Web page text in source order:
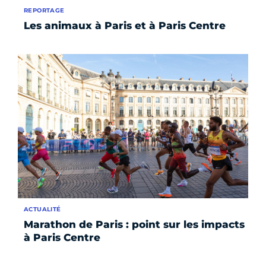
Les animaux à Paris et à Paris Centre
REPORTAGE
Marathon de Paris : point sur les impacts
à Paris Centre
ACTUALITÉ